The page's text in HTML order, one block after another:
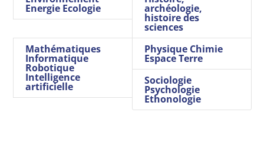
Energie Ecologie archéologie,
histoire des
sciences
Mathématiques
Informatique
Robotique
Intelligence
artificielle
Physique Chimie
Espace Terre
Sociologie
Psychologie
Ethonologie